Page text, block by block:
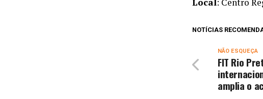
NOTÍCIAS
NÃO ESQUEÇA
FIT Rio
amplia o